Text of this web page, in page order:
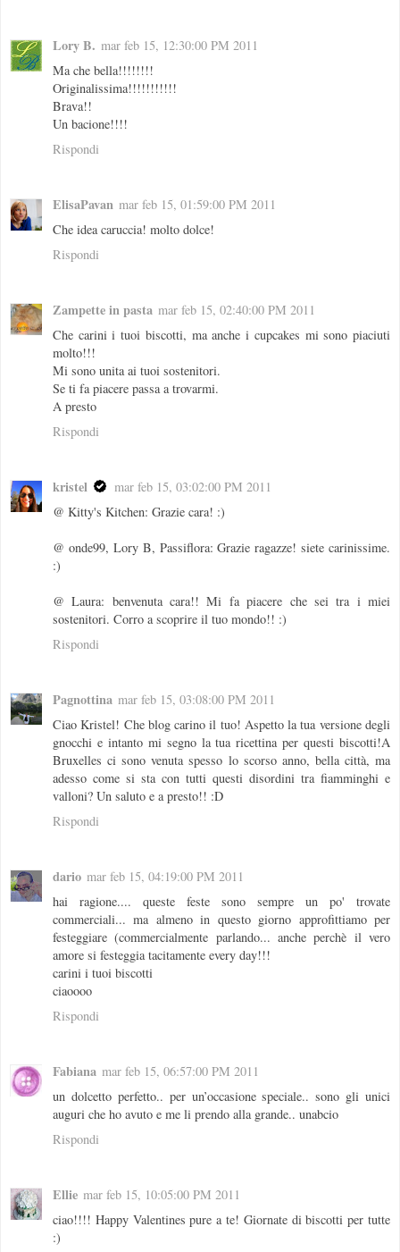
Lory B. mar feb 15, 12:30:00 PM 2011
Ma che bella!!!!!!!!
Originalissima!!!!!!!!!!!
Brava!!
Un bacione!!!!
Rispondi
ElisaPavan mar feb 15, 01:59:00 PM 2011
Che idea caruccia! molto dolce!
Rispondi
Zampette in pasta mar feb 15, 02:40:00 PM 2011
Che carini i tuoi biscotti, ma anche i cupcakes mi sono piaciuti
molto!!!
Mi sono unita ai tuoi sostenitori.
Se ti fa piacere passa a trovarmi.
A presto
Rispondi
kristel
mar feb 15, 03:02:00 PM 2011
@ Kitty's Kitchen: Grazie cara! :)
@ onde99, Lory B, Passiflora: Grazie ragazze! siete carinissime.
:)
@ Laura: benvenuta cara!! Mi fa piacere che sei tra i miei
sostenitori. Corro a scoprire il tuo mondo!! :)
Rispondi
Pagnottina mar feb 15, 03:08:00 PM 2011
Ciao Kristel! Che blog carino il tuo! Aspetto la tua versione degli
gnocchi e intanto mi segno la tua ricettina per questi biscotti!A
Bruxelles ci sono venuta spesso lo scorso anno, bella città, ma
adesso come si sta con tutti questi disordini tra fiamminghi e
valloni? Un saluto e a presto!! :D
Rispondi
dario mar feb 15, 04:19:00 PM 2011
hai ragione.... queste feste sono sempre un po' trovate
commerciali... ma almeno in questo giorno approfittiamo per
festeggiare (commercialmente parlando... anche perchè il vero
amore si festeggia tacitamente every day!!!
carini i tuoi biscotti
ciaoooo
Rispondi
Fabiana mar feb 15, 06:57:00 PM 2011
un dolcetto perfetto.. per un’occasione speciale.. sono gli unici
auguri che ho avuto e me li prendo alla grande.. unabcio
Rispondi
Ellie mar feb 15, 10:05:00 PM 2011
ciao!!!! Happy Valentines pure a te! Giornate di biscotti per tutte
:)